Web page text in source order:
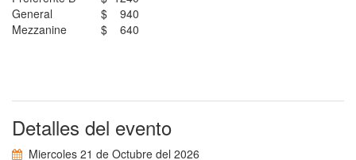
General
$ 940
Mezzanine
$ 640
Detalles del evento
Miercoles 21 de Octubre del 2026